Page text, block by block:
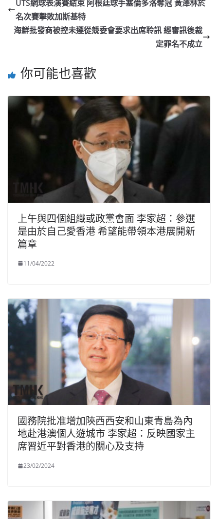
UTS網球表演賽結束 阿根廷球手塞倫多洛奪冠 黃澤林於
名次賽擊敗加斯基特
海鮮批發商被控未遵從競委會要求出席聆訊 經審訊後裁
定罪名不成立
你可能也喜歡
上午與四個組織或政黨會面 李家超：參選
是由於自己愛香港 希望能帶領本港展開新
篇章
11/04/2022
國務院批准增加陝西西安和山東青島為內
地赴港澳個人遊城市 李家超：反映國家主
席習近平對香港的關心及支持
23/02/2024